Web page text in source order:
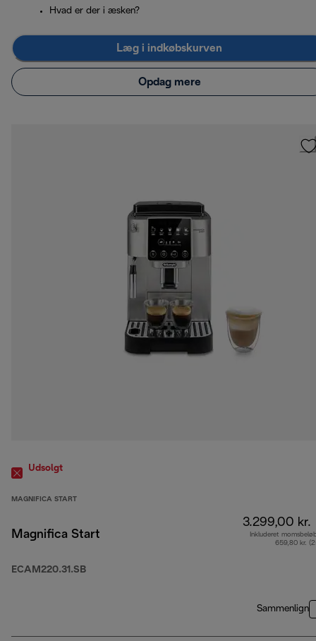
Hvad er der i æsken?
Læg i indkøbskurven
Opdag mere
Udsolgt
MAGNIFICA START
Magnifica Start
ECAM220.31.SB
3.299,00 kr.
Inkluderet
659,80 kr.
Sammenlign